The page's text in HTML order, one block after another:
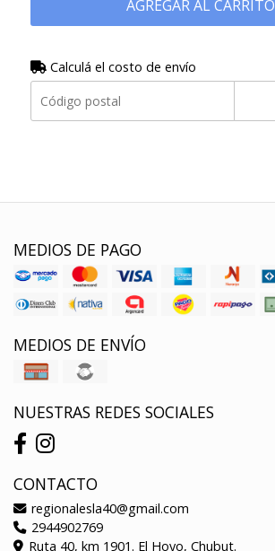
AGREGAR AL CARRITO
Calculá el costo de envío
MEDIOS DE PAGO
MEDIOS DE ENVÍO
NUESTRAS REDES SOCIALES
CONTACTO
regionalesla40@gmail.com
2944902769
Ruta 40, km 1901. El Hoyo, Chubut.